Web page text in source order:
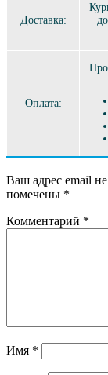
Доставка:
Оплата:
Ваш адрес email
помечены *
Комментарий *
Имя *